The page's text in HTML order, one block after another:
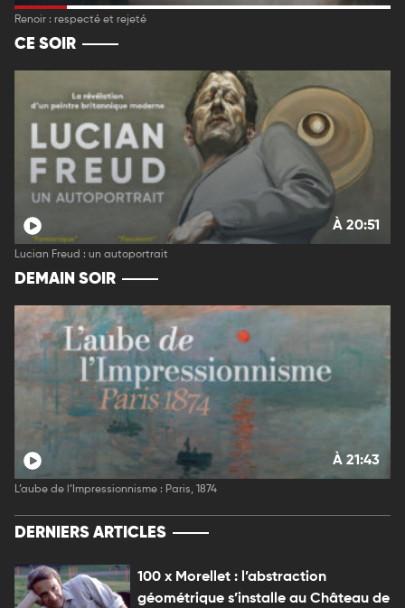
Renoir : respecté et rejeté
CE SOIR
À 20:51
Lucian Freud : un autoportrait
DEMAIN SOIR
À 21:43
L’aube de l’Impressionnisme : Paris, 1874
DERNIERS ARTICLES
100 x Morellet : l’abstraction
géométrique s’installe au Château de